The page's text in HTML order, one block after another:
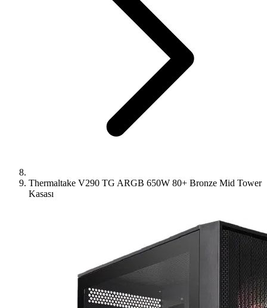
Thermaltake V290 TG ARGB 650W 80+ Bronze Mid Tower
Kasası